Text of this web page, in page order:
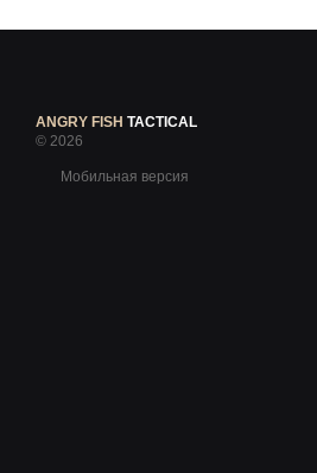
ANGRY FISH TACTICAL
© 2026
Мобильная версия